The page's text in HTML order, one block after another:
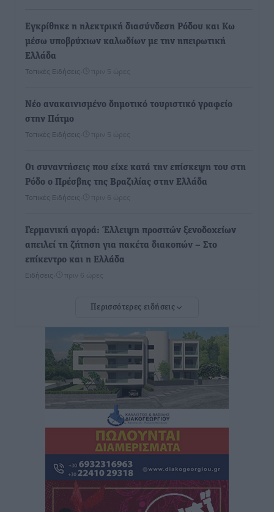
Εγκρίθηκε η ηλεκτρική διασύνδεση Ρόδου και Κω
μέσω υποβρύχιων καλωδίων με την ηπειρωτική
Ελλάδα
Τοπικές Ειδήσεις πριν 5 ώρες
Νέο ανακαινισμένο δημοτικό τουριστικό γραφείο
στην Πάτμο
Τοπικές Ειδήσεις πριν 5 ώρες
Οι συναντήσεις που είχε κατά την επίσκεψη του στη
Ρόδο ο Πρέσβης της Βραζιλίας στην Ελλάδα
Τοπικές Ειδήσεις πριν 6 ώρες
Γερμανική αγορά: Έλλειψη προσιτών ξενοδοχείων
απειλεί τη ζήτηση για πακέτα διακοπών – Στο
επίκεντρο και η Ελλάδα
Ειδήσεις πριν 6 ώρες
Νέο ξενοδοχείο στη Ρόδο για την H Hotels –
Τοπικές Ειδήσεις• πριν 6 ώρες
Αυτοκίνητο μπήκε παράνομα σε μονόδρομο στο
Μαστιχάρι – Αναποδογύρισε όχημα με μητέρα και
Τοπικές Ειδήσεις• πριν 6 ώρες
“Η Ευρώπη αντιμετώπιζε το προσφυγικό σαν ταινία
τρόμου” – Η συγκλονιστική μαρτυρία της Χαρούλας
Γιασιράνη στον RV για τα γεγονότα που οδήγησαν στο
Σύμφωνο της Λέρου
Περισσότερες ειδήσεις